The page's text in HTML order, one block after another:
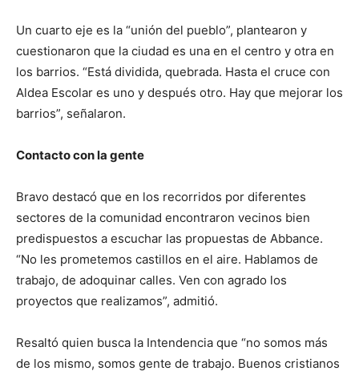
Un cuarto eje es la “unión del pueblo”, plantearon y
cuestionaron que la ciudad es una en el centro y otra en
los barrios. “Está dividida, quebrada. Hasta el cruce con
Aldea Escolar es uno y después otro. Hay que mejorar los
barrios”, señalaron.
Contacto con la gente
Bravo destacó que en los recorridos por diferentes
sectores de la comunidad encontraron vecinos bien
predispuestos a escuchar las propuestas de Abbance.
“No les prometemos castillos en el aire. Hablamos de
trabajo, de adoquinar calles. Ven con agrado los
proyectos que realizamos”, admitió.
Resaltó quien busca la Intendencia que “no somos más
de los mismo, somos gente de trabajo. Buenos cristianos